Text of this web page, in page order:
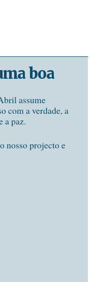
boa
assume
com a verdade, a
a paz.
nosso projecto e